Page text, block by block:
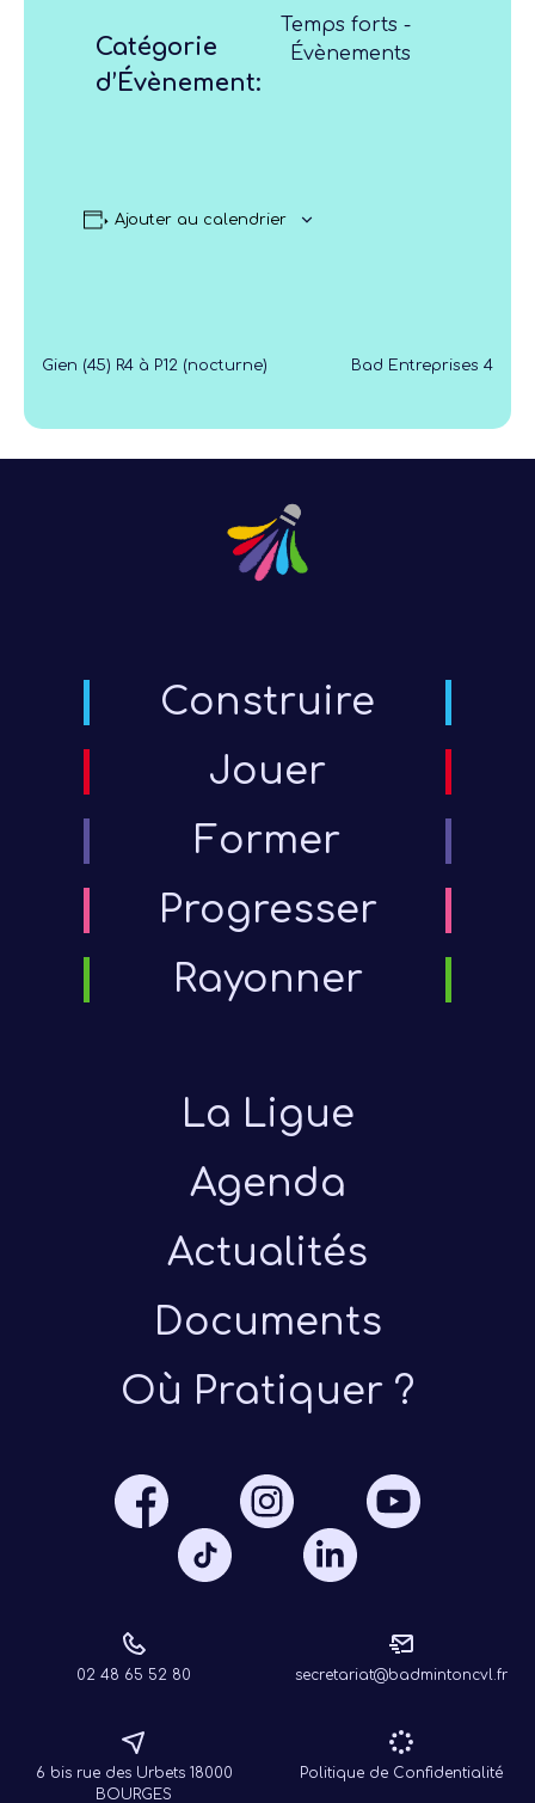
Catégorie
d’Évènement:
Temps forts -
Évènements
Ajouter au calendrier
Gien (45) R4 à P12 (nocturne) Bad Entreprises 4
Construire
Jouer
Former
Progresser
Rayonner
La Ligue
Agenda
Actualités
Documents
Où Pratiquer ?
02 48 65 52 80 secretariat@badmintoncvl.fr
6 bis rue des Urbets 18000
BOURGES
Politique de Confidentialité